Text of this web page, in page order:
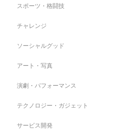
スポーツ・格闘技
チャレンジ
ソーシャルグッド
アート・写真
演劇・パフォーマンス
テクノロジー・ガジェット
サービス開発